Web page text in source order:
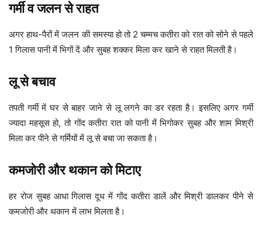
गर्मी व जलन से राहत
अगर हाथ-पैरों में जलन की समस्या हो तो 2 चम्मच कतीरा को रात को सोने से पहले
1 गिलास पानी में भिगों दें और सुबह शक्कर मिला कर खाने से राहत मिलती है।
लू से बचाव
तपती गर्मी में घर से बाहर जाने से लू लगने का डर रहता है। इसलिए अगर गर्मी
ज्यादा महसूस हो, तो गोंद कतीरा रात को पानी में भिगोकर सुबह और शाम मिश्री
मिला कर पीने से गर्मियों में लू से बचा जा सकता है।
कमजोरी और थकान को मिटाए
हर रोज सुबह आधा गिलास दूध में गोंद कतीरा डालें और मिश्री डालकर पीने से
कमजोरी और थकान में लाभ मिलता है।